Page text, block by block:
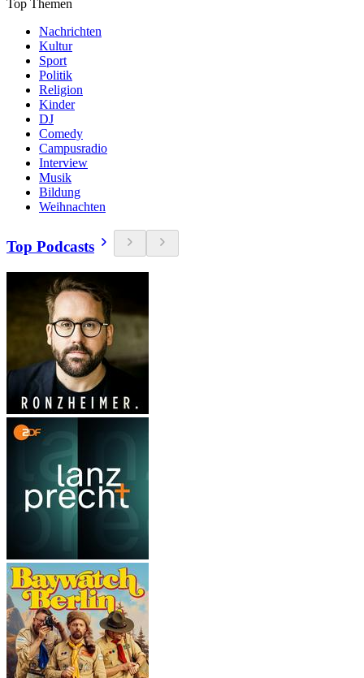
Top Themen
Nachrichten
Kultur
Sport
Politik
Religion
Kinder
DJ
Comedy
Campusradio
Interview
Musik
Bildung
Weihnachten
Top Podcasts